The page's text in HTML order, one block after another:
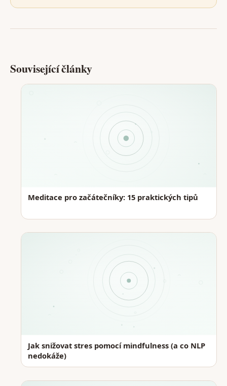
Související články
Meditace pro začátečníky: 15 praktických tipů
Jak snižovat stres pomocí mindfulness (a co NLP
nedokáže)